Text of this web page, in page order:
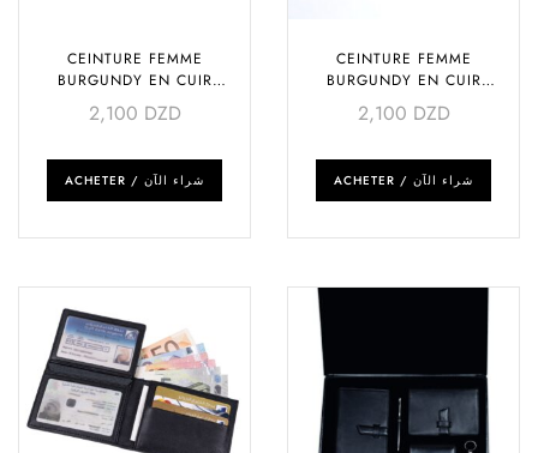
CEINTURE FEMME
BURGUNDY EN CUIR
VÉRITABLE – BOUCLE DORÉE
2,100 DZD
ACHETER / شراء الآن
CEINTURE FEMME
BURGUNDY EN CUIR
VÉRITABLE – BOUCLE
ARGENTÉE
2,100 DZD
ACHETER / شراء الآن